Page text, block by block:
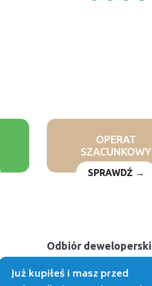
OPERAT
SZACUNKOWY
SPRAWDŹ →
Odbiór deweloperski
Już kupiłeś i masz przed